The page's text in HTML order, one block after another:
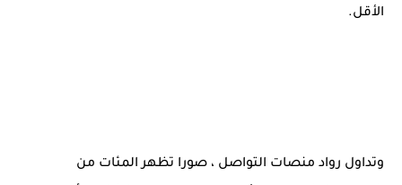
الأقل.
وتداول رواد منصات التواصل ، صورا تظهر المئات من